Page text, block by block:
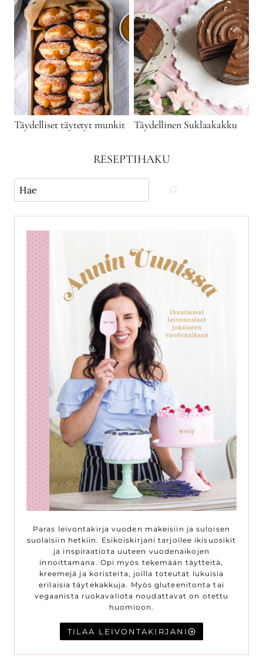
Täydelliset täytetyt munkit Täydellinen Suklaakakku
RESEPTIHAKU
Käytä
hakua
ja
etsi
reseptejä
Paras leivontakirja vuoden makeisiin ja suloisen
suolaisiin hetkiin. Esikoiskirjani tarjoilee ikisuosikit
ja inspiraatiota uuteen vuodenaikojen
innoittamana. Opi myös tekemään täytteitä,
kreemejä ja koristeita, joilla toteutat lukuisia
erilaisia täytekakkuja. Myös gluteenitonta tai
vegaanista ruokavaliota noudattavat on otettu
huomioon.
TILAA LEIVONTAKIRJANI